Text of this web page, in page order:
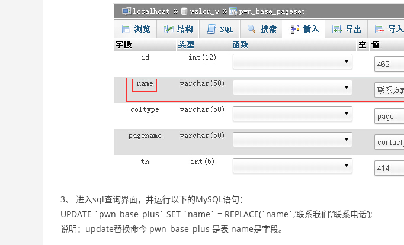
3、 进入sql查询界面，并运行以下的MySQL语句：
UPDATE `pwn_base_plus` SET `name` = REPLACE(`name`,’联系我们’,’联系电话’);
说明：update替换命今 pwn_base_plus 是表 name是字段。